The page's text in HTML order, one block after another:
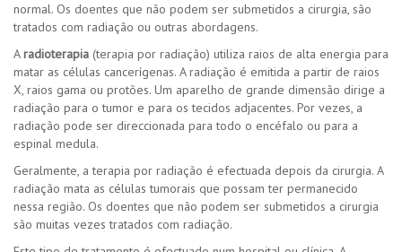
normal. Os doentes que não podem ser submetidos a cirurgia, são
tratados com radiação ou outras abordagens.
Aradioterapia (terapia por radiação) utiliza raios de alta energia para
matar as células cancerígenas. A radiação é emitida a partir de raios
X, raios gama ou protões. Um aparelho de grande dimensão dirige a
radiação para o tumor e para os tecidos adjacentes. Por vezes, a
radiação pode ser direccionada para todo o encéfalo ou para a
espinal medula.
Geralmente, a terapia por radiação é efectuada depois da cirurgia. A
radiação mata as células tumorais que possam ter permanecido
nessa região. Os doentes que não podem ser submetidos a cirurgia
são muitas vezes tratados com radiação.